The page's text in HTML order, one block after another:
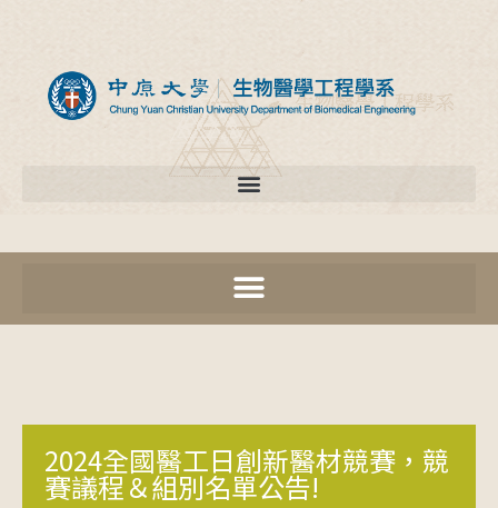
2024全國醫工日創新醫材競賽，競
賽議程＆組別名單公告!